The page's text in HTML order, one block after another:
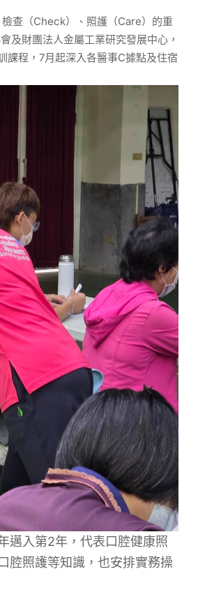
查（Check）、照護（Care）的重
及財團法人金屬工業研究發展中心，
課程，7月起深入各醫事C據點及住宿
邁入第2年，代表口腔健康照
腔照護等知識，也安排實務操